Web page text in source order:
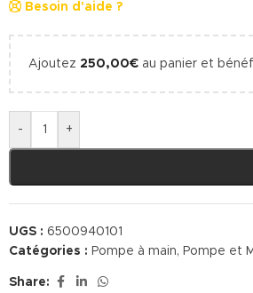
Besoin d'aide ?
Ajoutez 250,00€ au panier et
- +
UGS : 6500940101
Catégories : Pompe à main, Pompe et
Share: